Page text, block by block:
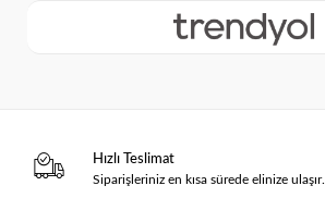
Hızlı Teslimat
Siparişleriniz en kısa sürede elinize ulaşır.